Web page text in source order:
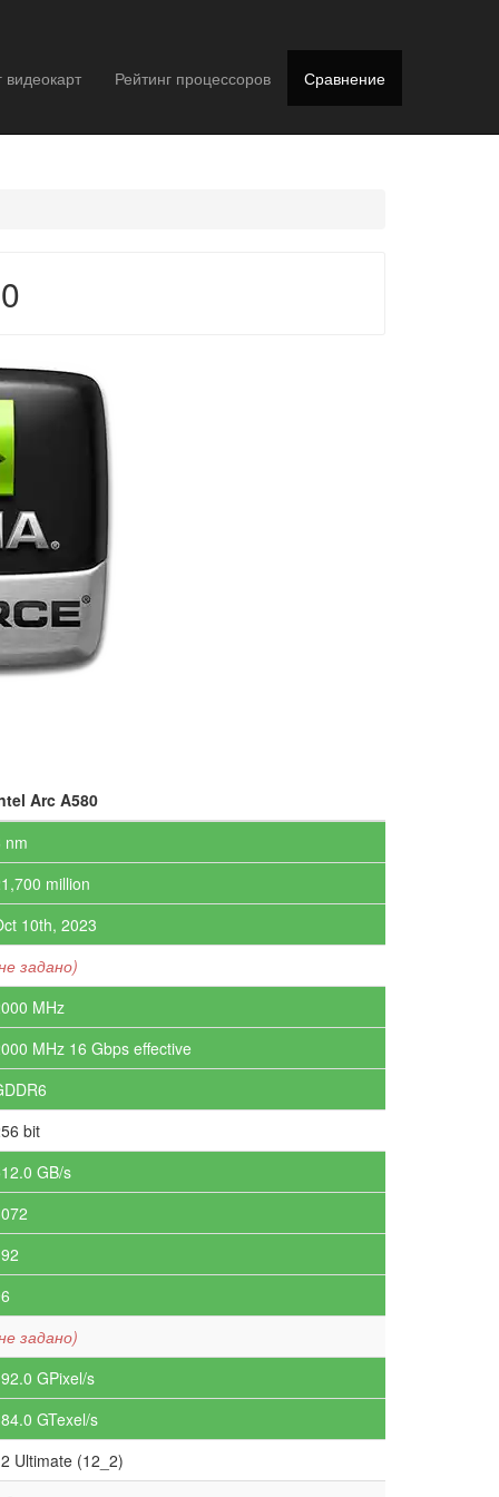
видеокарт Рейтинг процессоров Сравнение
Arc A580
nm
million
10th, 2023
задано)
MHz
MHz 16 Gbps effective
bit
GB/s
задано)
GPixel/s
GTexel/s
Ultimate (12_2)